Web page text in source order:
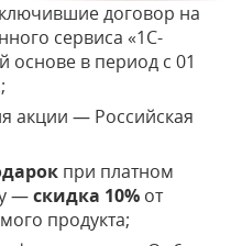
договор на
сервиса «1С-
основе в период с 01
акции — Российская
при платном
—скидка 10% от
продукта;